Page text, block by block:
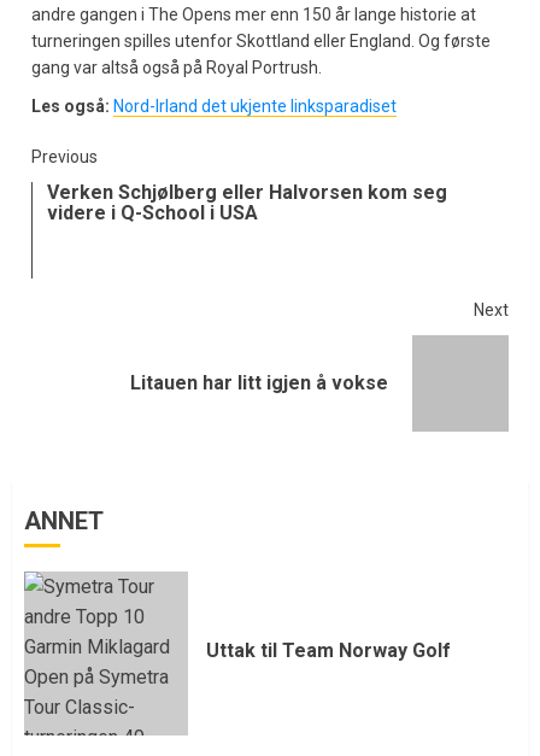
andre gangen i The Opens mer enn 150 år lange historie at
turneringen spilles utenfor Skottland eller England. Og første
gang var altså også på Royal Portrush.
Les også: Nord-Irland det ukjente linksparadiset
Previous
Verken Schjølberg eller Halvorsen kom seg
videre i Q-School i USA
Next
Litauen har litt igjen å vokse
ANNET
Uttak til Team Norway Golf